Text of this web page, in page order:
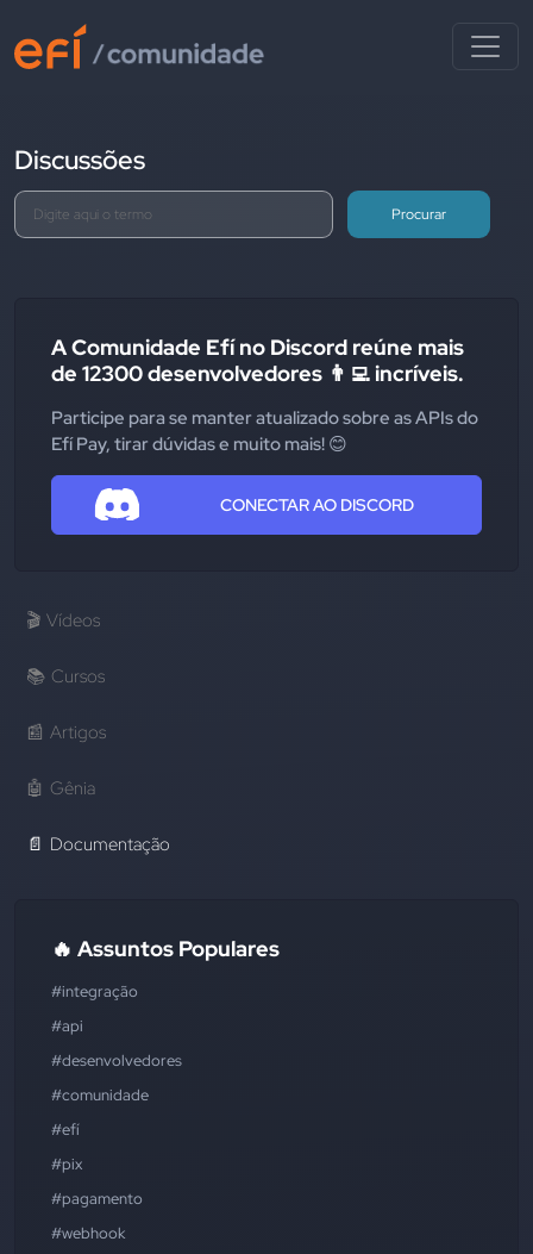
Discussões
Procurar
A Comunidade Efí no Discord reúne mais
de 12300 desenvolvedores 👨‍💻 incríveis.
Participe para se manter atualizado sobre as APIs do
Efí Pay, tirar dúvidas e muito mais! 😊
CONECTAR AO DISCORD
🎬 Vídeos
📚 Cursos
📰 Artigos
🤖 Gênia
📄 Documentação
🔥 Assuntos Populares
#integração
#api
#desenvolvedores
#comunidade
#efí
#pix
#pagamento
#webhook